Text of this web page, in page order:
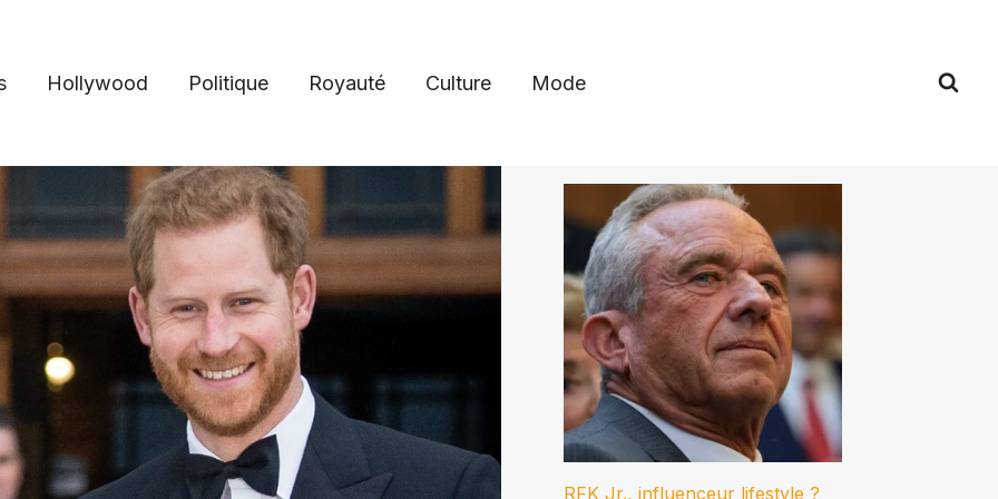
Hollywood Politique Royauté Culture Mode
RFK Jr., influenceur lifestyle ?